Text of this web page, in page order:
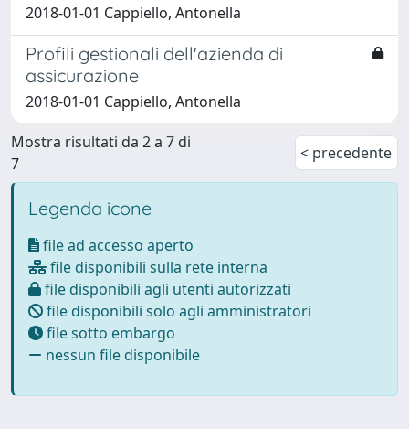
2018-01-01 Cappiello, Antonella
Profili gestionali dell'azienda di
assicurazione
2018-01-01 Cappiello, Antonella
Mostra risultati da 2 a 7 di
7
< precedente
Legenda icone
file ad accesso aperto
file disponibili sulla rete interna
file disponibili agli utenti autorizzati
file disponibili solo agli amministratori
file sotto embargo
nessun file disponibile